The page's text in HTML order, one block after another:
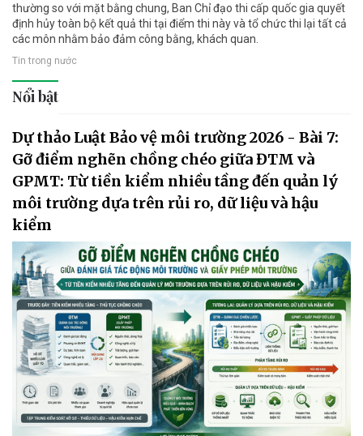
thường so với mặt bằng chung, Ban Chỉ đạo thi cấp quốc gia quyết
định hủy toàn bộ kết quả thi tại điểm thi này và tổ chức thi lại tất cả
các môn nhằm bảo đảm công bằng, khách quan.
Tin trong nước
Nổi bật
Dự thảo Luật Bảo vệ môi trường 2026 - Bài 7:
Gỡ điểm nghẽn chồng chéo giữa ĐTM và
GPMT: Từ tiền kiểm nhiều tầng đến quản lý
môi trường dựa trên rủi ro, dữ liệu và hậu
kiểm